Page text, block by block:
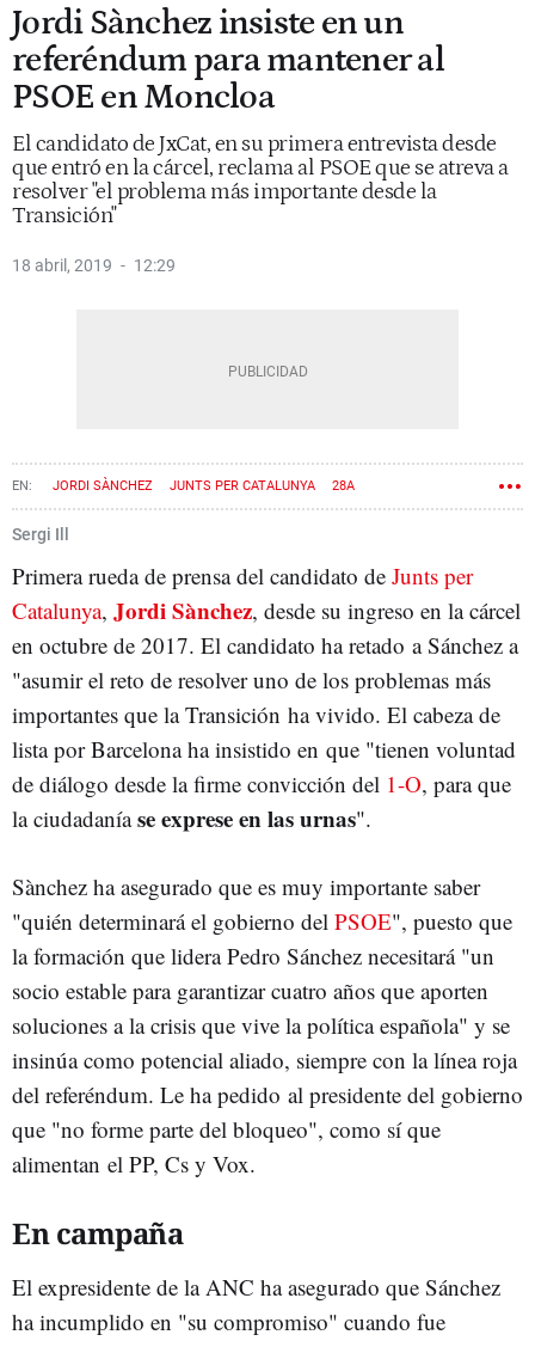
Jordi Sànchez insiste en un
referéndum para mantener al
PSOE en Moncloa
El candidato de JxCat, en su primera entrevista desde
que entró en la cárcel, reclama al PSOE que se atreva a
resolver "el problema más importante desde la
Transición"
18 abril, 2019 12:29
JORDI SÀNCHEZ JUNTS PER CATALUNYA 28A
Sergi Ill
Primera rueda de prensa del candidato de Junts per
Catalunya, Jordi Sànchez, desde su ingreso en la cárcel
en octubre de 2017. El candidato ha retado a Sánchez a
"asumir el reto de resolver uno de los problemas más
importantes que la Transición ha vivido. El cabeza de
lista por Barcelona ha insistido en que "tienen voluntad
de diálogo desde la firme convicción del 1-O, para que
la ciudadaníase exprese en las urnas".
Sànchez ha asegurado que es muy importante saber
"quién determinará el gobierno del PSOE", puesto que
la formación que lidera Pedro Sánchez necesitará "un
socio estable para garantizar cuatro años que aporten
soluciones a la crisis que vive la política española" y se
insinúa como potencial aliado, siempre con la línea roja
del referéndum. Le ha pedido al presidente del gobierno
que "no forme parte del bloqueo", como sí que
alimentan el PP, Cs y Vox.
En campaña
El expresidente de la ANC ha asegurado que Sánchez
ha incumplido en "su compromiso" cuando fue